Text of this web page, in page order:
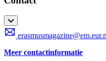
Meer contactinformatie